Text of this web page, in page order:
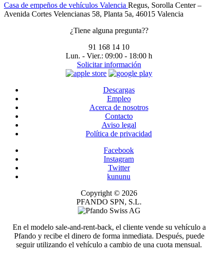
Casa de empeños de vehículos Valencia Regus, Sorolla Center –
Avenida Cortes Velencianas 58, Planta 5a, 46015 Valencia
¿Tiene alguna pregunta??
91 168 14 10
Lun. - Vier.: 09:00 - 18:00 h
Solicitar información
Descargas
Empleo
Acerca de nosotros
Contacto
Aviso legal
Política de privacidad
Facebook
Instagram
Twitter
kununu
Copyright © 2026
PFANDO SPN, S.L.
En el modelo sale-and-rent-back, el cliente vende su vehículo a
Pfando y recibe el dinero de forma inmediata. Después, puede
seguir utilizando el vehículo a cambio de una cuota mensual.